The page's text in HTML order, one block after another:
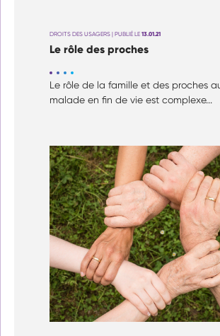
DROITS DES USAGERS | PUBLIÉ LE 13.01.21
Le rôle des proches
Le rôle de la famille et des proches
malade en fin de vie est complexe...